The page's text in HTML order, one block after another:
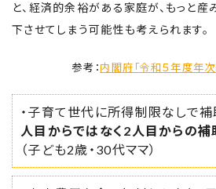
と、経済的余裕がある家庭が、もっと
下させてしまう可能性も考えられます。
参考：内閣府「令和５年度年次
・子育て世代に所得制限なしで補
人目からではなく2人目からの補
（子ども2歳・30代ママ）